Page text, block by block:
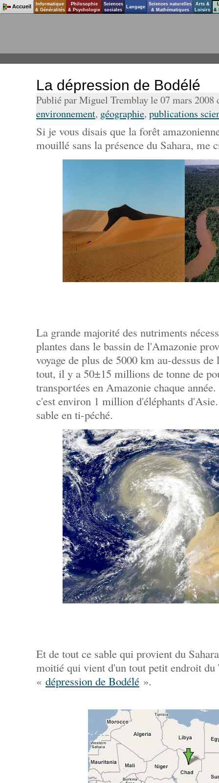
La dépression de Bodélé
Publié par Miguel Tremblay le 07 mars 2008
environnement, géographie, publications
Si je vous disais que la forêt
mouillé sans la présence du Sahara, me
La grande majorité des nutriments
plantes dans le bassin de l'Amazonie
voyage de plus de 5000 km au-dessus
tout, il y a 50±15 millions de tonne de
transportées en Amazonie chaque
c'est environ 1 million d'éléphants
sable en ti-péché.
Et de tout ce sable qui provient du
moitié qui vient d'un tout petit endroit du
« dépression de Bodélé ».
Accueil
Informatique
& Généralités
Philosophie
& Psychologie
Sciences
sociales
Langage
Sciences naturelles
& Mathématiques
Arts &
Loisirs
&